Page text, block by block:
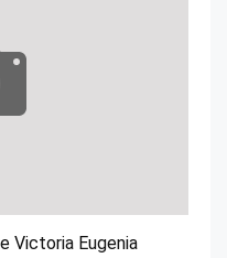
Victoria Eugenia